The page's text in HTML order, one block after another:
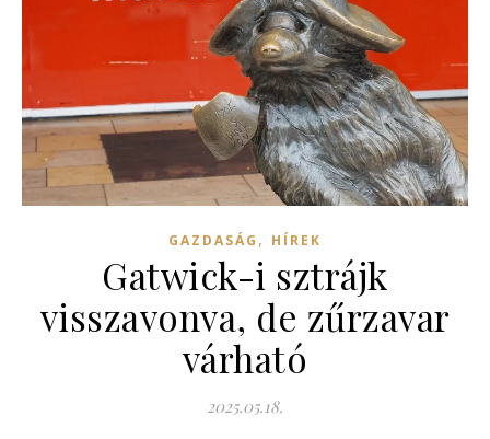
GAZDASÁG , HÍREK
Gatwick-i sztrájk
visszavonva, de zűrzavar
várható
2025.05.18.